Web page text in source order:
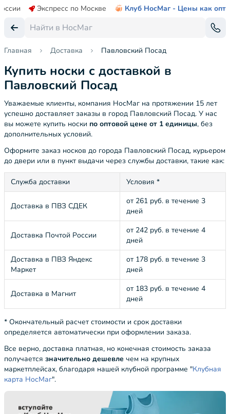
Экспресс по Москве Клуб НосМаг - Цены как опт
Главная Доставка Павловский Посад
Купить носки с доставкой в
Павловский Посад
Уважаемые клиенты, компания НосМаг на протяжении 15 лет
успешно доставляет заказы в город Павловский Посад. У нас
вы можете купить носки по оптовой цене от 1 единицы, без
дополнительных условий.
Оформите заказ носков до города Павловский Посад, курьером
до двери или в пункт выдачи через службы доставки, такие как:
Служба доставки Условия *
Доставка в ПВЗ СДЕК
от 261 руб. в течение 3
дней
Доставка Почтой России
от 242 руб. в течение 4
дней
Доставка в ПВЗ Яндекс
Маркет
от 178 руб. в течение 3
дней
Доставка в Магнит
от 183 руб. в течение 4
дней
* Окончательный расчет стоимости и срок доставки
определяется автоматически при оформлении заказа.
Все верно, доставка платная, но конечная стоимость заказа
получается значительно дешевле чем на крупных
маркетплейсах, благодаря нашей клубной программе "Клубная
карта НосМаг".